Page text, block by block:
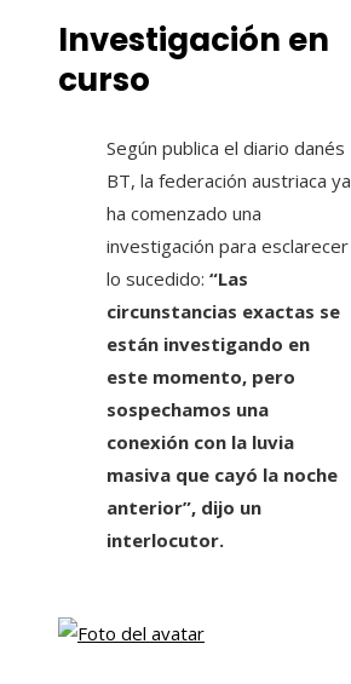
Investigación en
curso
Según publica el diario danés
BT, la federación austriaca ya
ha comenzado una
investigación para esclarecer
lo sucedido: “Las
circunstancias exactas se
están investigando en
este momento, pero
sospechamos una
conexión con la luvia
masiva que cayó la noche
anterior”, dijo un
interlocutor.